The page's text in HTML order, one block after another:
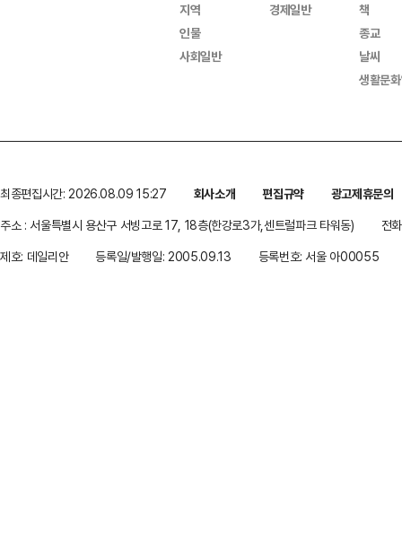
지역
인물
사회일반
경제일반
책
종교
날씨
생활문
최종편집시간: 2026.08.09 15:27 회사소개 편집규약
광고제휴문의
주소 : 서울특별시 용산구 서빙고로 17, 18층(한강로3가,센트럴파크 타워동)
전
제호: 데일리안
등록일/발행일: 2005.09.13 등록번호: 서울 아00055